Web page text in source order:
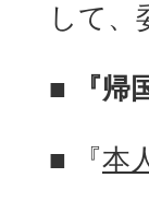
して、
■ 『
■ 『本